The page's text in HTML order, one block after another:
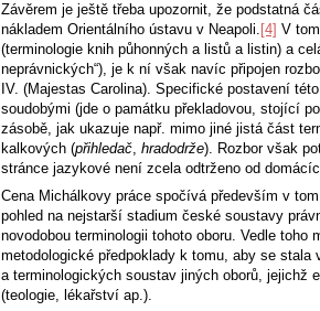
Závěrem je ještě třeba upozornit, že podstatná
nákladem Orientálního ústavu v Neapoli. [4] V
(terminologie knih půhonných a listů a listin) a
neprávnických“), je k ní však navíc připojen
IV. (Majestas Carolina). Specifické postavení
soudobými (jde o památku překladovou, stojící
zásobě, jak ukazuje např. mimo jiné jistá část
kalkových (přihledač, hradodrže). Rozbor však
stránce jazykové není zcela odtrženo od
Cena Michálkovy práce spočívá především v
pohled na nejstarší stadium české soustavy
novodobou terminologii tohoto oboru. Vedle toho
metodologické předpoklady k tomu, aby se
a terminologických soustav jiných oborů, jejichž
(teologie, lékařství ap.).